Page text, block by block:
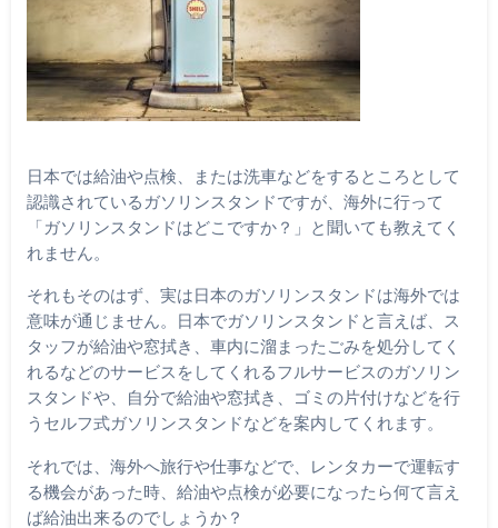
日本では給油や点検、または洗車などをするところとして
認識されているガソリンスタンドですが、海外に行って
「ガソリンスタンドはどこですか？」と聞いても教えてく
れません。
それもそのはず、実は日本のガソリンスタンドは海外では
意味が通じません。日本でガソリンスタンドと言えば、ス
タッフが給油や窓拭き、車内に溜まったごみを処分してく
れるなどのサービスをしてくれるフルサービスのガソリン
スタンドや、自分で給油や窓拭き、ゴミの片付けなどを行
うセルフ式ガソリンスタンドなどを案内してくれます。
それでは、海外へ旅行や仕事などで、レンタカーで運転す
る機会があった時、給油や点検が必要になったら何て言え
ば給油出来るのでしょうか？